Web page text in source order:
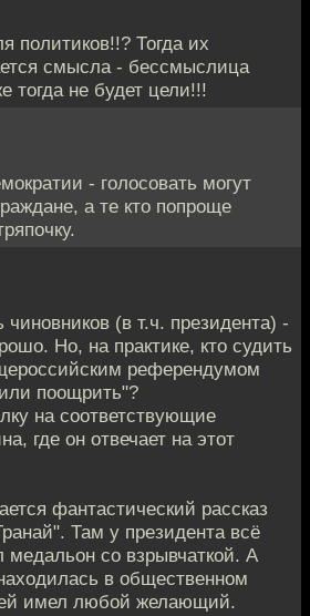
политиков!!? Тогда их
смысла - бессмыслица
тогда не будет цели!!!
- голосовать могут
а те кто попроще
чиновников (в т.ч. президента) -
Но, на практике, кто судить
референдумом
поощрить"?
на соответствующие
где он отвечает на этот
фантастический рассказ
Там у президента всё
со взрывчаткой. А
в общественном
имел любой желающий.